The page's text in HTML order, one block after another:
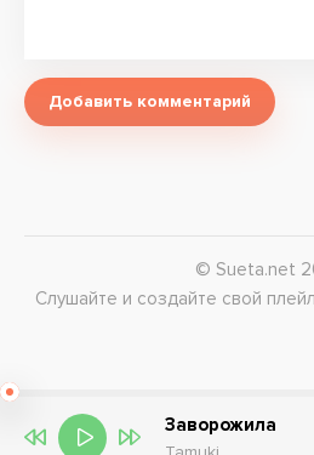
Добавить комментарий
© Sueta.net
Слушайте и создайте свой
Заворожила